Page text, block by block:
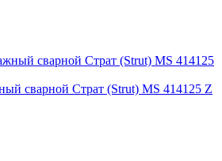
сварной Страт (Strut) MS 414125 Z